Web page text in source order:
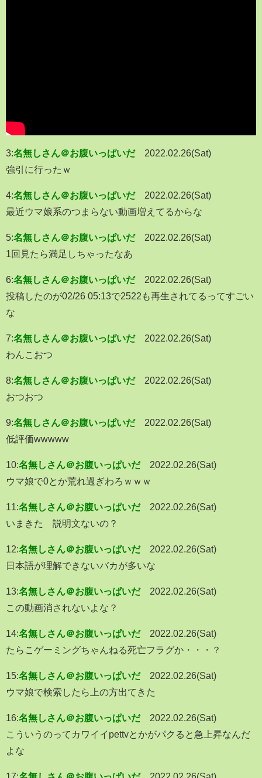
3:名無しさん＠お腹いっぱいだ
2022.02.26(Sat)
強引に行ったｗ
4:名無しさん＠お腹いっぱいだ
2022.02.26(Sat)
最近ウマ娘系のつまらない動画増えてるからな
5:名無しさん＠お腹いっぱいだ
2022.02.26(Sat)
1回見たら満足しちゃったなあ
6:名無しさん＠お腹いっぱいだ
2022.02.26(Sat)
投稿したのが02/26 05:13で2522も再生されてるってすごい
な
7:名無しさん＠お腹いっぱいだ
2022.02.26(Sat)
わんこおつ
8:名無しさん＠お腹いっぱいだ
2022.02.26(Sat)
おつおつ
9:名無しさん＠お腹いっぱいだ
2022.02.26(Sat)
低評価wwwww
10:名無しさん＠お腹いっぱいだ
2022.02.26(Sat)
ウマ娘で0とか荒れ過ぎわろｗｗｗ
11:名無しさん＠お腹いっぱいだ
2022.02.26(Sat)
いまきた 説明文ないの？
12:名無しさん＠お腹いっぱいだ
2022.02.26(Sat)
日本語が理解できないバカが多いな
13:名無しさん＠お腹いっぱいだ
2022.02.26(Sat)
この動画消されないよな？
14:名無しさん＠お腹いっぱいだ
2022.02.26(Sat)
たらこゲーミングちゃんねる死亡フラグか・・・？
15:名無しさん＠お腹いっぱいだ
2022.02.26(Sat)
ウマ娘で検索したら上の方出てきた
16:名無しさん＠お腹いっぱいだ
2022.02.26(Sat)
こういうのってカワイイpettvとかがパクると急上昇なんだ
よな
17:名無しさん＠お腹いっぱいだ
2022.02.26(Sat)